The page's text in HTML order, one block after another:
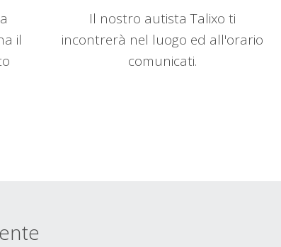
il
Il nostro autista Talixo ti
incontrerà nel luogo ed all'orario
comunicati.